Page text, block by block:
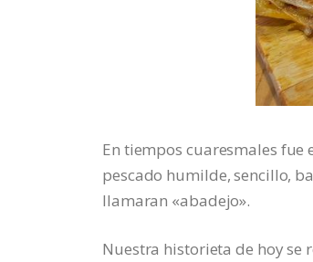
En tiempos cuaresmales
pescado humilde, sencillo,
llamaran «abadejo».
Nuestra historieta de hoy se